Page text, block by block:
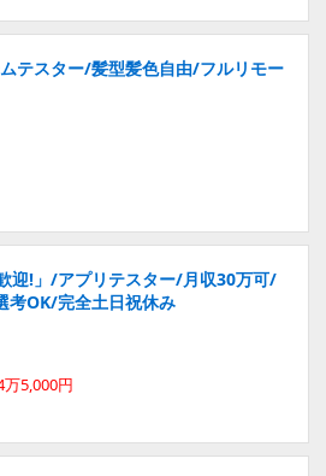
テスター/髪型髪色自由/フルリモー
迎!」/アプリテスター/月収30万可/
考OK/完全土日祝休み
5,000円